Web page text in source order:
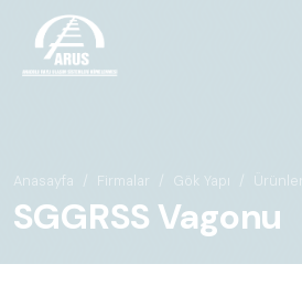
Anasayfa Firmalar Gök Yapı Ürünler
SGGRSS Vagonu